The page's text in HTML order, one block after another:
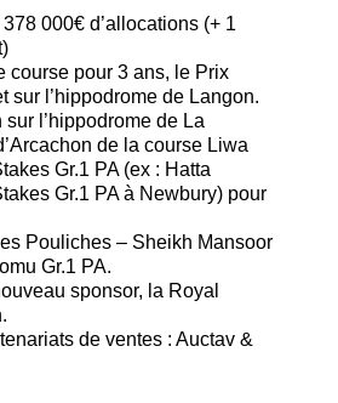
000€ d’allocations (+ 1
course pour 3 ans, le Prix
sur l’hippodrome de Langon.
l’hippodrome de La
de la course Liwa
Gr.1 PA (ex : Hatta
Gr.1 PA à Newbury) pour
Pouliches – Sheikh Mansoor
Gr.1 PA.
sponsor, la Royal
de ventes : Auctav &